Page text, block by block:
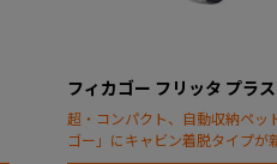
フィカゴー フリッタ プラス
超・コンパクト、自動収納ペッ
ゴー」にキャビン着脱タイプが